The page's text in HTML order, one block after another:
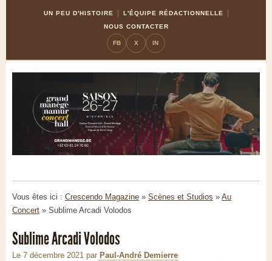
UN PEU D'HISTOIRE
L'ÉQUIPE RÉDACTIONNELLE
NOUS CONTACTER
FB X IN
Vous êtes ici : Crescendo Magazine » Scènes et Studios » Au
Concert » Sublime Arcadi Volodos
Sublime Arcadi Volodos
Le 7 décembre 2021 par Paul-André Demierre